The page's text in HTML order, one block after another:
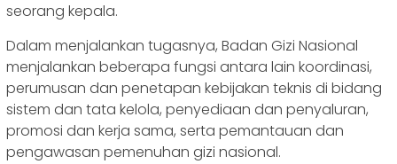
seorang kepala.
Dalam menjalankan tugasnya, Badan Gizi Nasional
menjalankan beberapa fungsi antara lain koordinasi,
perumusan dan penetapan kebijakan teknis di bidang
sistem dan tata kelola, penyediaan dan penyaluran,
promosi dan kerja sama, serta pemantauan dan
pengawasan pemenuhan gizi nasional.